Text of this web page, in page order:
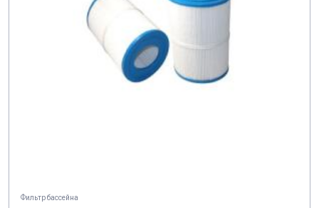
Фильтр бассейна